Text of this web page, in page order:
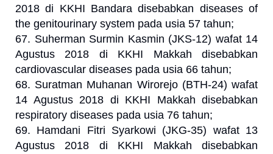
2018 di KKHI Bandara disebabkan diseases of
the genitourinary system pada usia 57 tahun;
67. Suherman Surmin Kasmin (JKS-12) wafat 14
Agustus 2018 di KKHI Makkah disebabkan
cardiovascular diseases pada usia 66 tahun;
68. Suratman Muhanan Wirorejo (BTH-24) wafat
14 Agustus 2018 di KKHI Makkah disebabkan
respiratory diseases pada usia 76 tahun;
69. Hamdani Fitri Syarkowi (JKG-35) wafat 13
Agustus 2018 di KKHI Makkah disebabkan